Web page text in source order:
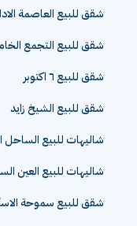
شقق للبيع العاصمة
شقق للبيع التجمع
شقق للبيع ٦ اكتوبر
شقق للبيع الشيخ زايد
شاليهات للبيع الساحل
شاليهات للبيع العين
شقق للبيع سموحة